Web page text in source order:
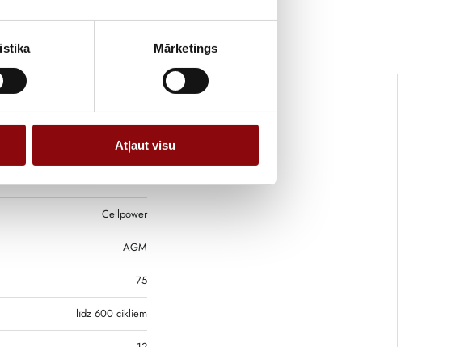
Mārketings
Atļaut visu
20 kg
26x16.8x21.5 cm
Cellpower
AGM
75
līdz 600 cikliem